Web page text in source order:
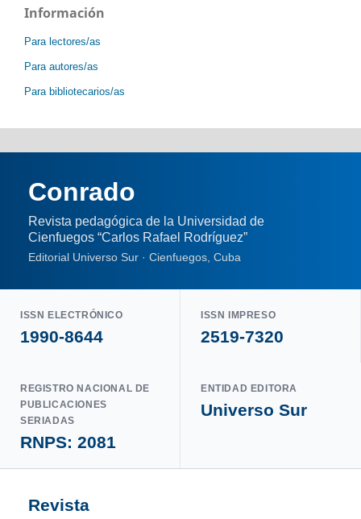
Información
Para lectores/as
Para autores/as
Para bibliotecarios/as
Conrado
Revista pedagógica de la Universidad de
Cienfuegos “Carlos Rafael Rodríguez”
Editorial Universo Sur · Cienfuegos, Cuba
ISSN ELECTRÓNICO
1990-8644
ISSN IMPRESO
2519-7320
REGISTRO NACIONAL DE
PUBLICACIONES
SERIADAS
RNPS: 2081
ENTIDAD EDITORA
Universo Sur
Revista